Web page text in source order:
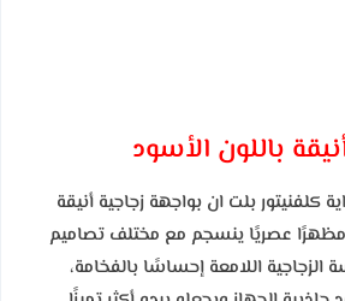
باللون الأسود
كلفنيتور بلت ان بواجهة زجاجية أنيقة
مظهرًا عصريًا ينسجم مع مختلف تصاميم
اللامعة إحساسًا بالفخامة،